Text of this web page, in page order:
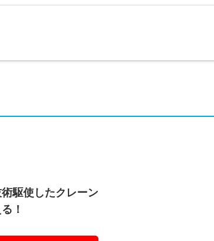
駆使したクレーン
！